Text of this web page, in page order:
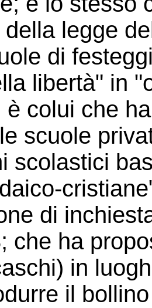
legge
di
libertà" in
è colui che
scuole
scolastici
di
che ha
in
il